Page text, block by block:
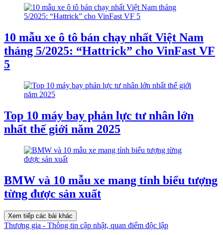
10 mẫu xe ô tô bán chạy nhất Việt Nam
tháng 5/2025: “Hattrick” cho VinFast VF
5
Top 10 máy bay phản lực tư nhân lớn
nhất thế giới năm 2025
BMW và 10 mẫu xe mang tính biểu tượng
từng được sản xuất
Xem tiếp các bài khác
Thương gia - Thông tin cập nhật, quan điểm độc lập